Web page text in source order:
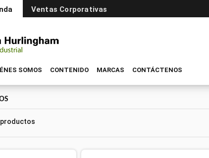
Ventas Corporativas
SOMOS CONTENIDO MARCAS CONTÁCTENOS
productos